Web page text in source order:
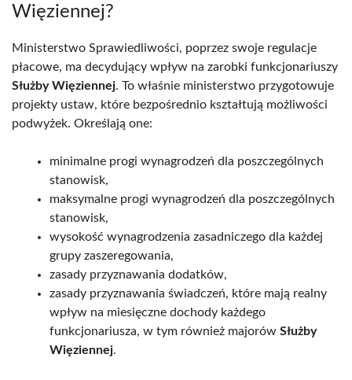
Więziennej?
Ministerstwo Sprawiedliwości, poprzez swoje regulacje
płacowe, ma decydujący wpływ na zarobki funkcjonariuszy
Służby Więziennej. To właśnie ministerstwo przygotowuje
projekty ustaw, które bezpośrednio kształtują możliwości
podwyżek. Określają one:
minimalne progi wynagrodzeń dla poszczególnych
stanowisk,
maksymalne progi wynagrodzeń dla poszczególnych
stanowisk,
wysokość wynagrodzenia zasadniczego dla każdej
grupy zaszeregowania,
zasady przyznawania dodatków,
zasady przyznawania świadczeń, które mają realny
wpływ na miesięczne dochody każdego
funkcjonariusza, w tym również majorów Służby
Więziennej.